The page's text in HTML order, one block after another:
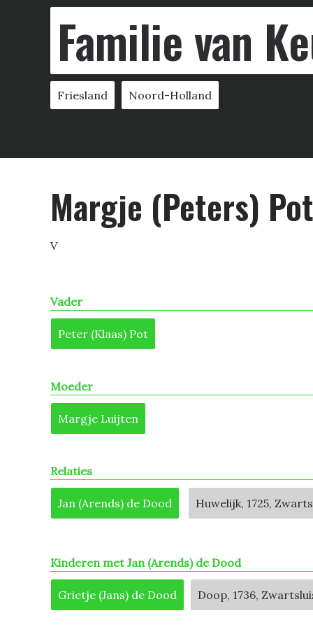
Familie van
Friesland Noord-Holland
Margje (Peters) Pot
V
Vader
Peter (Klaas) Pot
Moeder
Margje Luijten
Relaties
Jan (Arends) de Dood Huwelijk, 1725,
Kinderen met Jan (Arends) de Dood
Grietje (Jans) de Dood Doop, 1736,